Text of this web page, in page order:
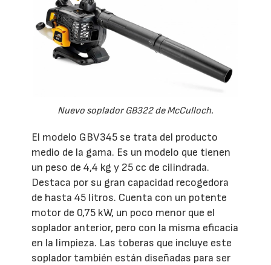
Nuevo soplador GB322 de McCulloch.
El modelo GBV345 se trata del producto
medio de la gama. Es un modelo que tienen
un peso de 4,4 kg y 25 cc de cilindrada.
Destaca por su gran capacidad recogedora
de hasta 45 litros. Cuenta con un potente
motor de 0,75 kW, un poco menor que el
soplador anterior, pero con la misma eficacia
en la limpieza. Las toberas que incluye este
soplador también están diseñadas para ser